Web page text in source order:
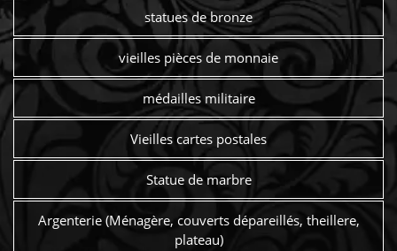
statues de bronze
vieilles pièces de monnaie
médailles militaire
Vieilles cartes postales
Statue de marbre
Argenterie (Ménagère, couverts dépareillés, theillere,
plateau)